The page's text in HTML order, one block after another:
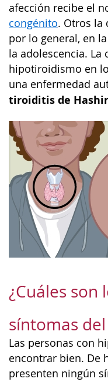
afección recibe el
congénito. Otros la
por lo general, en
la adolescencia. La
hipotiroidismo en
una enfermedad
tiroiditis de
¿Cuáles son
síntomas
Las personas con
encontrar bien. De
presenten ningún